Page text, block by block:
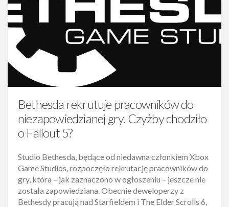
Bethesda rekrutuje pracowników do
niezapowiedzianej gry. Czyżby chodziło
o Fallout 5?
Studio Bethesda, będące od niedawna członkiem Xbox
Game Studios, rozpoczęło rekrutację pracowników do
gry, która – jak zaznaczono w ogłoszeniu – jeszcze nie
została zapowiedziana. Obecnie deweloperzy z
Bethesdy pracują nad Starfieldem i The Elder Scrolls 6,